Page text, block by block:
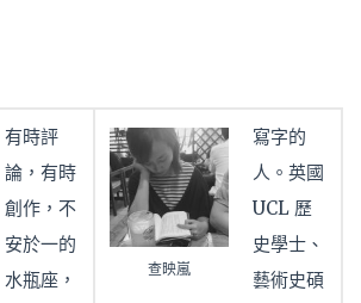
有時評
論，有時
創作，不
安於一的
水瓶座，
查映嵐
寫字的
人。英國
UCL 歷
史學士、
藝術史碩